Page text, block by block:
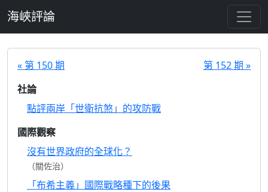
海峽評論
« 第 150 期
第 152 期 »
社論
點評兩岸「世衛抗煞」的攻防戰
國際觀察
沒有世界政府的全球化？
（關佐治）
「布希主義」國際戰略種下的後果